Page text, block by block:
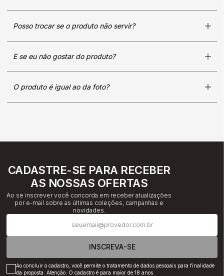
Posso trocar se o produto não servir?
E se eu não gostar do produto?
O produto é igual ao da foto?
CADASTRE-SE PARA RECEBER
AS NOSSAS OFERTAS
Ao se inscrever você concorda em receber atualizações
por e-mail sobre as últimas coleções, campanhas e
novidades.
INSCREVA-SE
Ao concluir o cadastro, você permite o tratamento de dados pessoais para finalidade
da proposta. Atenção: O cadastro é para maior de 18 anos.